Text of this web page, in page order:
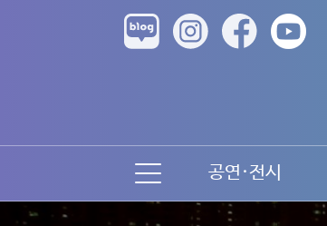
공연·전시